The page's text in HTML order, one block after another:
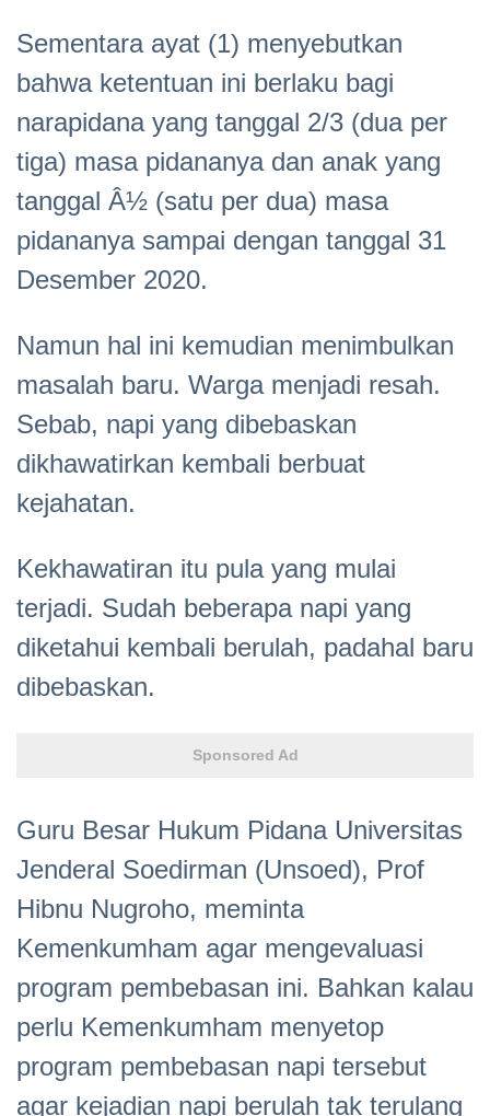
Sementara ayat (1) menyebutkan
bahwa ketentuan ini berlaku bagi
narapidana yang tanggal 2/3 (dua per
tiga) masa pidananya dan anak yang
tanggal Â½ (satu per dua) masa
pidananya sampai dengan tanggal 31
Desember 2020.
Namun hal ini kemudian menimbulkan
masalah baru. Warga menjadi resah.
Sebab, napi yang dibebaskan
dikhawatirkan kembali berbuat
kejahatan.
Kekhawatiran itu pula yang mulai
terjadi. Sudah beberapa napi yang
diketahui kembali berulah, padahal baru
dibebaskan.
Sponsored Ad
Guru Besar Hukum Pidana Universitas
Jenderal Soedirman (Unsoed), Prof
Hibnu Nugroho, meminta
Kemenkumham agar mengevaluasi
program pembebasan ini. Bahkan kalau
perlu Kemenkumham menyetop
program pembebasan napi tersebut
agar kejadian napi berulah tak terulang